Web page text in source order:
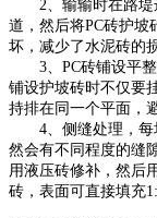
2、输输时在路堤
道，然后将PC砖护坡
坏，减少了水泥砖的
3、PC砖铺设平整
铺设护坡砖时不仅要
持排在同一个平面，
4、侧缝处理，每
然会有不同程度的缝
用液压砖修补，然后
砖，表面可直接填充